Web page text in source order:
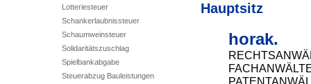
Lotteriesteuer
Schankerlaubnissteuer
Schaumweinsteuer
Solidaritätszuschlag
Spielbankabgabe
Steuerabzug Bauleistungen
Hauptsitz
horak.